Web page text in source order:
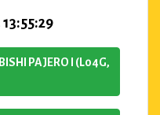
PAJERO I (L04G,